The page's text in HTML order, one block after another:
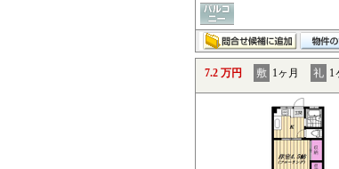
7.2 万円 敷 1ヶ月 礼 1